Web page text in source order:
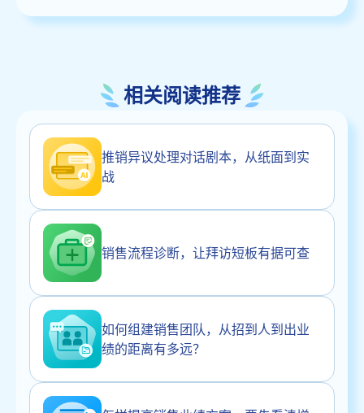
相关阅读推荐
推销异议处理对话剧本，从纸面到实
战
销售流程诊断，让拜访短板有据可查
如何组建销售团队，从招到人到出业
绩的距离有多远？